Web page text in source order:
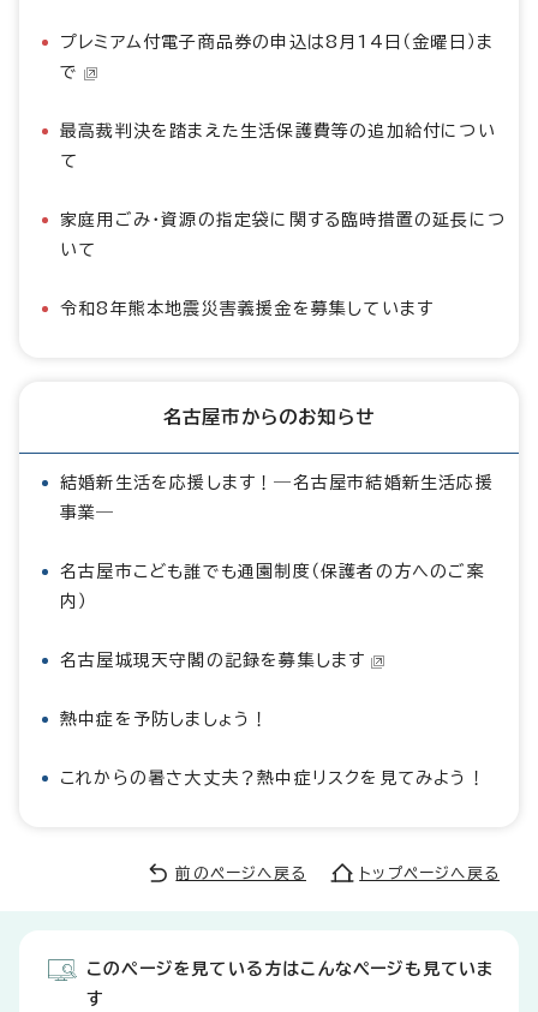
プレミアム付電子商品券の申込は8月14日（金曜日）ま
で
最高裁判決を踏まえた生活保護費等の追加給付につい
て
家庭用ごみ・資源の指定袋に関する臨時措置の延長につ
いて
令和8年熊本地震災害義援金を募集しています
名古屋市からのお知らせ
結婚新生活を応援します！―名古屋市結婚新生活応援
事業―
名古屋市こども誰でも通園制度（保護者の方へのご案
内）
名古屋城現天守閣の記録を募集します
熱中症を予防しましょう！
これからの暑さ大丈夫？熱中症リスクを見てみよう！
前のページへ戻る トップページへ戻る
このページを見ている方はこんなページも見ていま
す